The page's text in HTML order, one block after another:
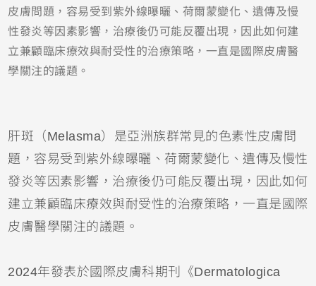
皮膚問題，容易受到紫外線曝曬、荷爾蒙變化、遺傳及慢
性發炎等因素影響，治療後仍可能反覆出現，因此如何建
立兼顧臨床療效與耐受性的治療策略，一直是國際皮膚醫
學關注的議題。
肝斑（Melasma）是亞洲族群常見的色素性皮膚問
題，容易受到紫外線曝曬、荷爾蒙變化、遺傳及慢性
發炎等因素影響，治療後仍可能反覆出現，因此如何
建立兼顧臨床療效與耐受性的治療策略，一直是國際
皮膚醫學關注的議題。
2024年發表於國際皮膚科期刊《Dermatologica